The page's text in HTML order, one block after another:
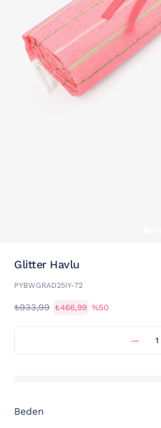
Glitter Havlu
PYBWGRAD25IY-72
₺933,99 ₺466,99 %50
Beden